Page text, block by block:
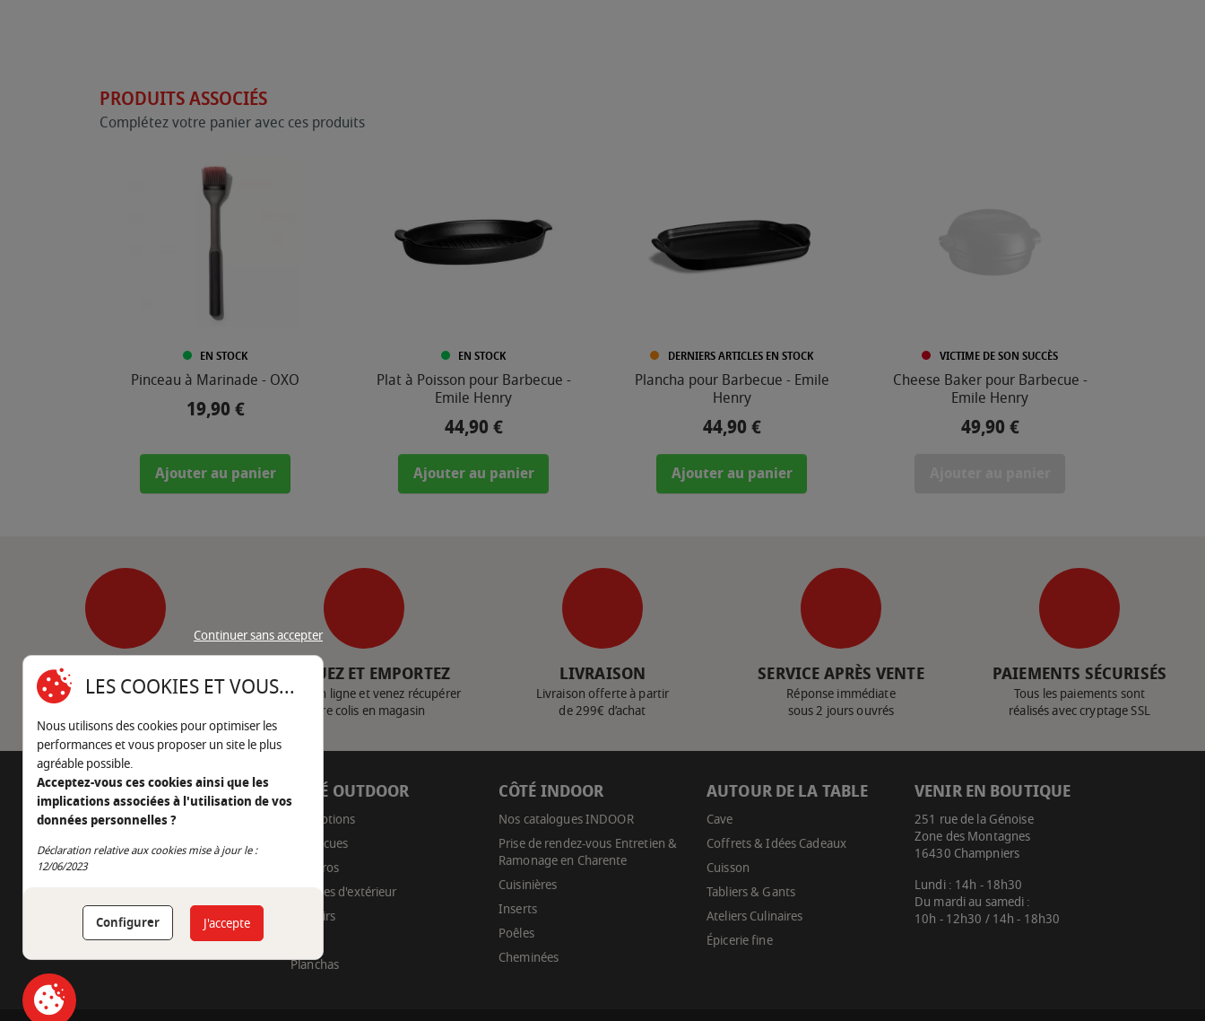
PRODUITS ASSOCIÉS
Complétez votre panier avec ces produits
EN STOCK
Pinceau à Marinade - OXO
Prix
19,90 €
Ajouter au panier
EN STOCK
Plat à Poisson pour Barbecue -
Emile Henry
Prix
44,90 €
Ajouter au panier
DERNIERS ARTICLES EN STOCK
Plancha pour Barbecue - Emile
Henry
Prix
44,90 €
Ajouter au panier
VICTIME DE SON SUCCÈS
Cheese Baker pour Barbecue -
Emile Henry
Prix
49,90 €
SERVICE CLIENT
Nous contacter
CLIQUEZ ET EMPORTEZ
Achetez en ligne et venez récupérer
votre colis en magasin
LIVRAISON
Livraison offerte à partir
de 299€ d’achat
SERVICE APRÈS VENTE
Réponse immédiate
sous 2 jours ouvrés
PAIEMENTS SÉCURISÉS
Tous les paiements sont
réalisés avec cryptage SSL
AUTOUR DU FEU
05 45 22 98 09
Nous envoyer un e-mail
CÔTÉ OUTDOOR
Promotions
Barbecues
Braseros
Cuisines d'extérieur
Fumoirs
Planchas
CÔTÉ INDOOR
Nos catalogues INDOOR
Prise de rendez-vous Entretien &
Ramonage en Charente
Cuisinières
Inserts
Poêles
Cheminées
AUTOUR DE LA TABLE
Cave
Coffrets & Idées Cadeaux
Cuisson
Tabliers & Gants
Ateliers Culinaires
Épicerie fine
VENIR EN BOUTIQUE
251 rue de la Génoise
Zone des Montagnes
16430 Champniers
Lundi : 14h - 18h30
Du mardi au samedi :
10h - 12h30 / 14h - 18h30
Continuer sans accepter
LES COOKIES ET VOUS...
Nous utilisons des cookies pour optimiser les
performances et vous proposer un site le plus
agréable possible.
Acceptez-vous ces cookies ainsi que les
implications associées à l'utilisation de vos
données personnelles ?
Déclaration relative aux cookies mise à jour le :
12/06/2023
Configurer J'accepte